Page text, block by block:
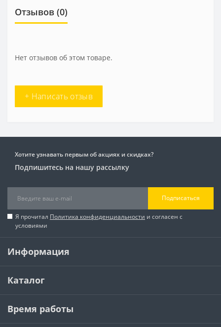
Отзывов (0)
Нет отзывов об этом товаре.
+ Написать отзыв
Хотите узнавать первым об акциях и скидках?
Подпишитесь на нашу рассылку
Подписаться
Я прочитал Политика конфиденциальности и согласен с
условиями
Информация
Каталог
Время работы